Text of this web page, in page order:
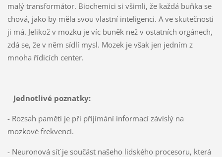
malý transformátor. Biochemici si všimli, že každá buňka se
chová, jako by měla svou vlastní inteligenci. A ve skutečnosti
ji má. Jelikož v mozku je víc buněk než v ostatních orgánech,
zdá se, že v něm sídlí mysl. Mozek je však jen jedním z
mnoha řídicích center.
Jednotlivé poznatky:
- Rozsah paměti je při přijímání informací závislý na
mozkové frekvenci.
- Neuronová síť je součást našeho lidského procesoru, která